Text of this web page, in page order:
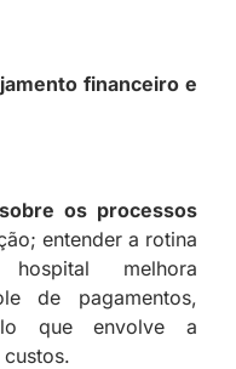
financeiro e
os processos
entender a rotina
melhora
de pagamentos,
que envolve a